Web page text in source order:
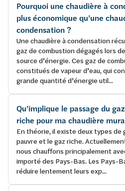
Pourquoi une chaudière à
plus économique qu’une
condensation ?
Une chaudière à condensation
gaz de combustion dégagés lors
source d’énergie. Ces gaz de
constitués de vapeur d’eau, qui
grande quantité d’énergie util...
Qu’implique le passage du
riche pour ma chaudière
En théorie, il existe deux types de
pauvre et le gaz riche.
nous chauffons principalement
importé des Pays-Bas. Les Pays-
réduire lentement leurs exp...